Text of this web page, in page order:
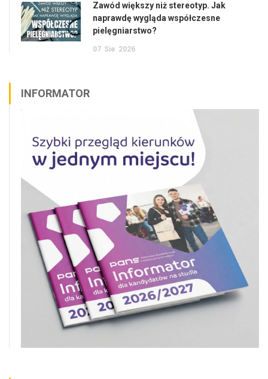
Zawód większy niż stereotyp. Jak
naprawdę wygląda współczesne
pielęgniarstwo?
07 Sie 2026
INFORMATOR